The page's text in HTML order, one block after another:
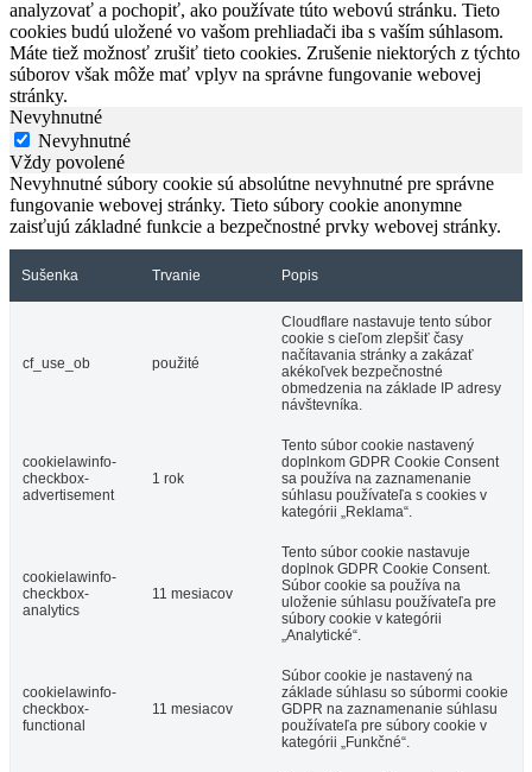
analyzovať a pochopiť, ako používate túto webovú stránku. Tieto
cookies budú uložené vo vašom prehliadači iba s vaším súhlasom.
Máte tiež možnosť zrušiť tieto cookies. Zrušenie niektorých z týchto
súborov však môže mať vplyv na správne fungovanie webovej
stránky.
Nevyhnutné
Nevyhnutné
Vždy povolené
Nevyhnutné súbory cookie sú absolútne nevyhnutné pre správne
fungovanie webovej stránky. Tieto súbory cookie anonymne
zaisťujú základné funkcie a bezpečnostné prvky webovej stránky.
Sušenka Trvanie Popis
cf_use_ob použité
Cloudflare nastavuje tento súbor
cookie s cieľom zlepšiť časy
načítavania stránky a zakázať
akékoľvek bezpečnostné
obmedzenia na základe IP adresy
návštevníka.
cookielawinfo-
checkbox-
advertisement
1 rok
Tento súbor cookie nastavený
doplnkom GDPR Cookie Consent
sa používa na zaznamenanie
súhlasu používateľa s cookies v
kategórii „Reklama“.
cookielawinfo-
checkbox-
analytics
11 mesiacov
Tento súbor cookie nastavuje
doplnok GDPR Cookie Consent.
Súbor cookie sa používa na
uloženie súhlasu používateľa pre
súbory cookie v kategórii
„Analytické“.
cookielawinfo-
checkbox-
functional
11 mesiacov
Súbor cookie je nastavený na
základe súhlasu so súbormi cookie
GDPR na zaznamenanie súhlasu
používateľa pre súbory cookie v
kategórii „Funkčné“.